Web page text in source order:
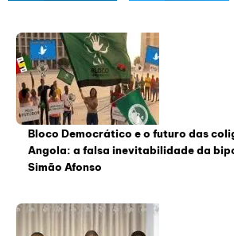
Bloco Democrático e o futuro das
Angola: a falsa inevitabilidade da
Simão Afonso